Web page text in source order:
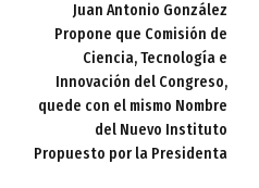
Juan Antonio González
Propone que Comisión de
Ciencia, Tecnología e
Innovación del Congreso,
quede con el mismo Nombre
del Nuevo Instituto
Propuesto por la Presidenta